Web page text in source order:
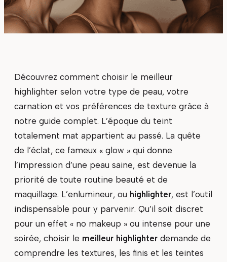
Découvrez comment choisir le meilleur
highlighter selon votre type de peau, votre
carnation et vos préférences de texture grâce à
notre guide complet. L’époque du teint
totalement mat appartient au passé. La quête
de l’éclat, ce fameux « glow » qui donne
l’impression d’une peau saine, est devenue la
priorité de toute routine beauté et de
maquillage. L’enlumineur, ou highlighter, est l’outil
indispensable pour y parvenir. Qu’il soit discret
pour un effet « no makeup » ou intense pour une
soirée, choisir le meilleur highlighter demande de
comprendre les textures, les finis et les teintes